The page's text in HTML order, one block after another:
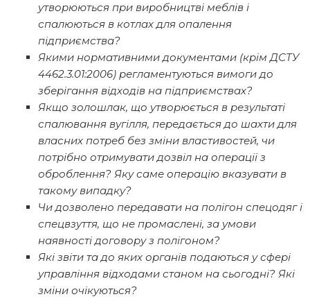
утворюються при виробництві меблів і
спалюються в котлах для опалення
підприємства?
Якими нормативними документами (крім ДСТУ
4462.3.01:2006) регламентуються вимоги до
зберігання відходів на підприємствах?
Якщо золошлак, що утворюється в результаті
спалювання вугілля, передається до шахти для
власних потреб без зміни властивостей, чи
потрібно отримувати дозвіл на операції з
оброблення? Яку саме операцію вказувати в
такому випадку?
Чи дозволено передавати на полігон спецодяг і
спецвзуття, що не промаслені, за умови
наявності договору з полігоном?
Які звіти та до яких органів подаються у сфері
управління відходами станом на сьогодні? Які
зміни очікуються?